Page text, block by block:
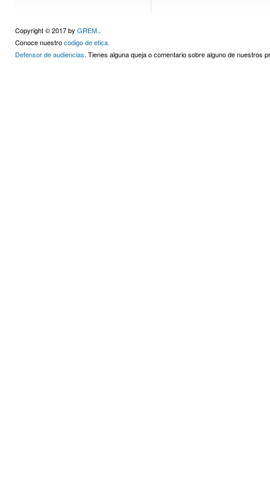
Copyright © 2017 by GREM..
Conoce nuestrocodigo de etica.
Defensor de audiencias. Tienes alguna queja o comentario sobre alguno de nuestros